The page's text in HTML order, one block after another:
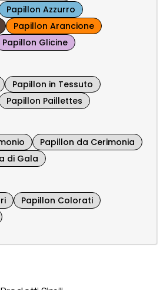
Papillon Azzurro
Papillon Arancione
Papillon Glicine
Papillon in Tessuto
Papillon Paillettes
Papillon da Cerimonia
di Gala
Papillon Colorati